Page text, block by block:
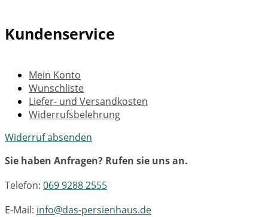
Kundenservice
Mein Konto
Wunschliste
Liefer- und Versandkosten
Widerrufsbelehrung
Widerruf absenden
Sie haben Anfragen? Rufen sie uns an.
Telefon: 069 9288 2555
E-Mail: info@das-persienhaus.de